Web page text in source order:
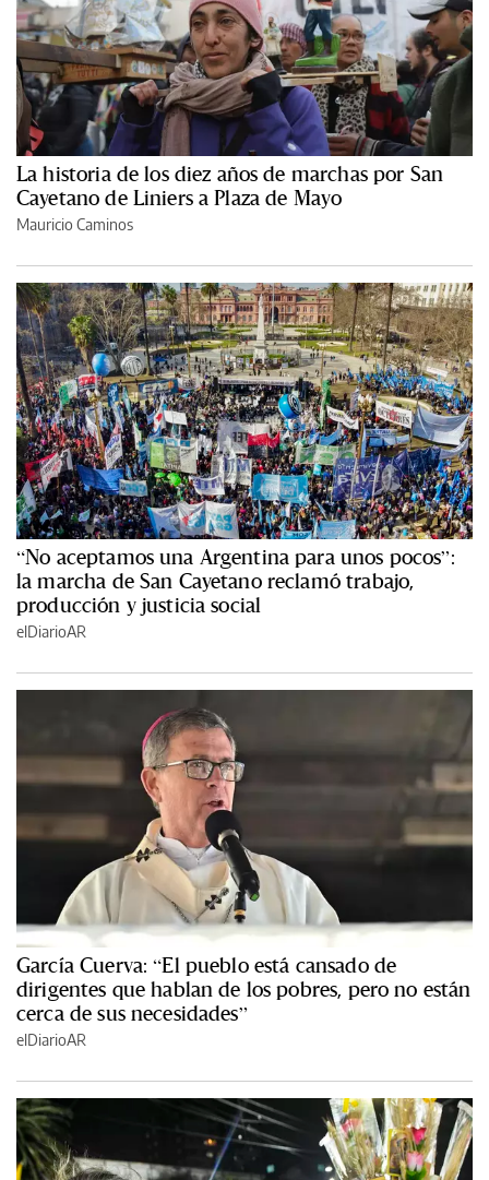
La historia de los diez años de marchas por San
Cayetano de Liniers a Plaza de Mayo
Mauricio Caminos
“No aceptamos una Argentina para unos pocos”:
la marcha de San Cayetano reclamó trabajo,
producción y justicia social
elDiarioAR
García Cuerva: “El pueblo está cansado de
dirigentes que hablan de los pobres, pero no están
cerca de sus necesidades”
elDiarioAR